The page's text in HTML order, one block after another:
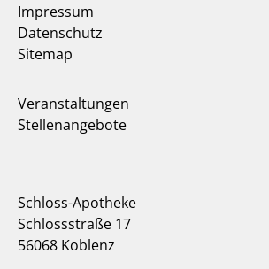
Impressum
Datenschutz
Sitemap
Veranstaltungen
Stellenangebote
Schloss-Apotheke
Schlossstraße 17
56068 Koblenz